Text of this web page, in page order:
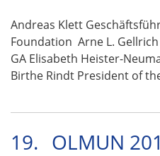
Andreas Klett
Foundation Arne L.
GA Elisabeth Heister-
Birthe Rindt President of
19. OLMUN